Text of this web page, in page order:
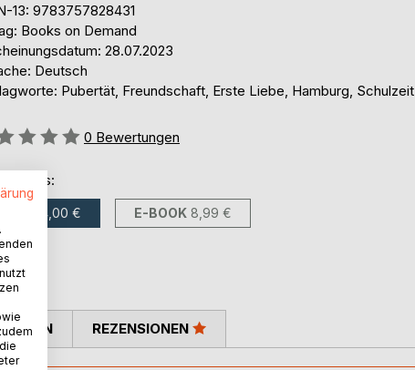
13: 9783757828431
Books on Demand
28.07.2023
Deutsch
Pubertät, Freundschaft, Erste Liebe, Hamburg, Schulzeit
0 Bewertungen
als:
14,00 € E-BOOK 8,99 €
REZENSIONEN